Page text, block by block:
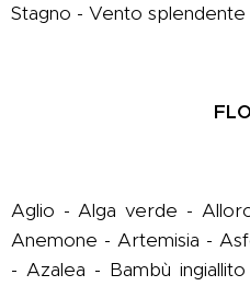
Stagno - Vento
Aglio - Alga verde -
Anemone - Artemisia -
- Azalea - Bambù